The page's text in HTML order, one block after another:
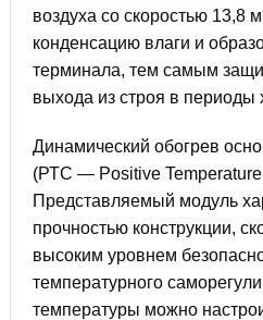
воздуха со скоростью 13,8
конденсацию влаги и
терминала, тем самым
выхода из строя в периоды
Динамический обогрев
(РТС — Positive Temperature
Представляемый модуль
прочностью конструкции,
высоким уровнем
температурного
температуры можно